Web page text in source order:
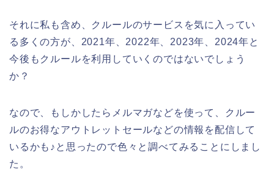
それに私も含め、クルールのサービスを気に入ってい
る多くの方が、2021年、2022年、2023年、2024年と
今後もクルールを利用していくのではないでしょう
か？
なので、もしかしたらメルマガなどを使って、クルー
ルのお得なアウトレットセールなどの情報を配信して
いるかも♪と思ったので色々と調べてみることにしまし
た。